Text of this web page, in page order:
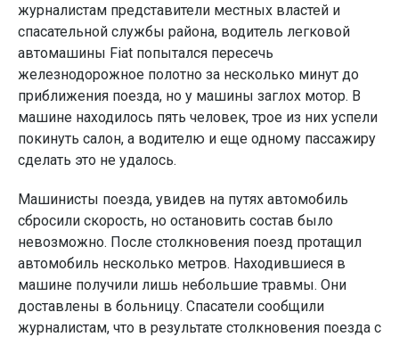
журналистам представители местных властей и
спасательной службы района, водитель легковой
автомашины Fiat попытался пересечь
железнодорожное полотно за несколько минут до
приближения поезда, но у машины заглох мотор. В
машине находилось пять человек, трое из них успели
покинуть салон, а водителю и еще одному пассажиру
сделать это не удалось.
Машинисты поезда, увидев на путях автомобиль
сбросили скорость, но остановить состав было
невозможно. После столкновения поезд протащил
автомобиль несколько метров. Находившиеся в
машине получили лишь небольшие травмы. Они
доставлены в больницу. Спасатели сообщили
журналистам, что в результате столкновения поезда с